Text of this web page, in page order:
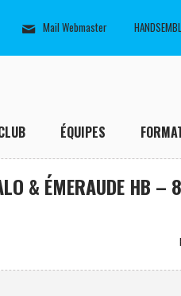
Mail Webmaster
ÉQUIPES
& ÉMERAUDE HB –